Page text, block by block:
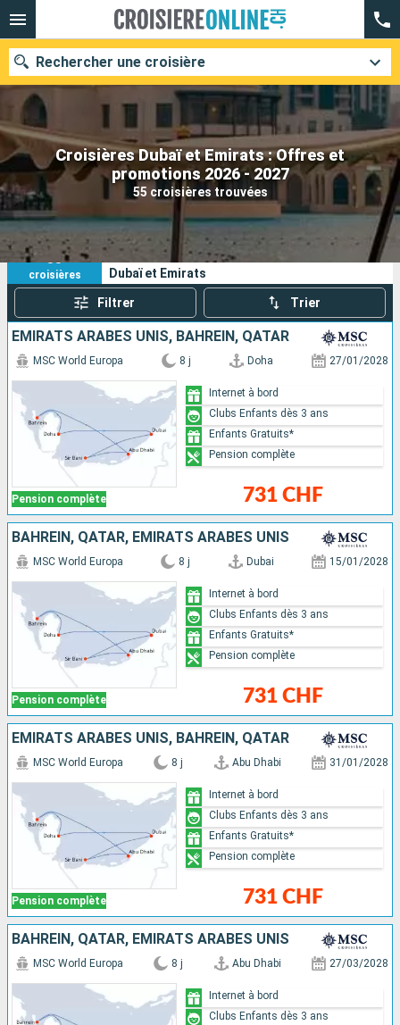
Croisières Dubaï et Emirats : Offres et
promotions 2026 - 2027
55 croisières trouvées
Rechercher une croisière
Nos destinations
Mois de départ
Ports Compagnies
Rechercher
55
croisières
Vos critères de recherche :
Dubaï et Emirats
Filtrer Trier
EMIRATS ARABES UNIS, BAHREIN, QATAR
Pension complète
MSC World Europa 8 j Doha 27/01/2028
731 CHF
Internet à bord
Clubs Enfants dès 3 ans
Enfants Gratuits*
Pension complète
BAHREIN, QATAR, EMIRATS ARABES UNIS
Pension complète
MSC World Europa 8 j Dubai 15/01/2028
731 CHF
Internet à bord
Clubs Enfants dès 3 ans
Enfants Gratuits*
Pension complète
EMIRATS ARABES UNIS, BAHREIN, QATAR
Pension complète
MSC World Europa 8 j Abu Dhabi 31/01/2028
731 CHF
Internet à bord
Clubs Enfants dès 3 ans
Enfants Gratuits*
Pension complète
BAHREIN, QATAR, EMIRATS ARABES UNIS
MSC World Europa 8 j Abu Dhabi 27/03/2028
Internet à bord
Clubs Enfants dès 3 ans